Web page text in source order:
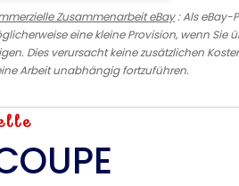
Zusammenarbeit eBay: Als eBay-
eine kleine Provision, wenn Sie
Dies verursacht keine zusätzlichen
Arbeit unabhängig fortzuführen.